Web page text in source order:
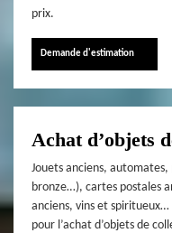
prix.
Demande d'estimation
Achat d’objets
Jouets anciens,
bronze…), cartes postales
anciens, vins et spiritueux…
pour l’achat d’objets de